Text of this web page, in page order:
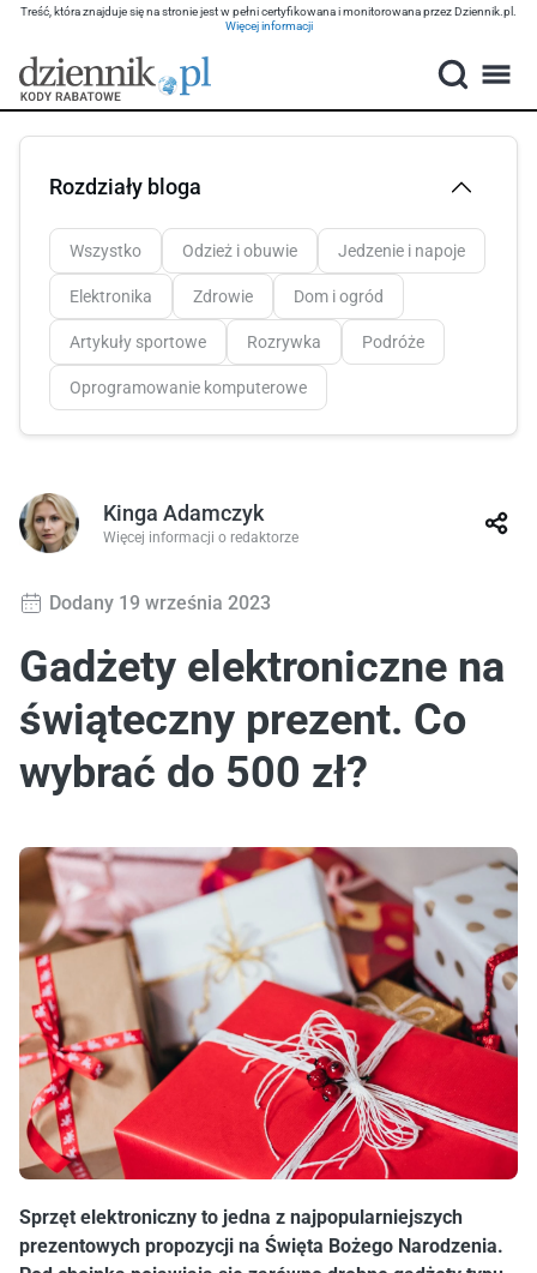
Treść, która znajduje się na stronie jest w pełni certyfikowana i monitorowana przez Dziennik.pl.
Więcej informacji
Rozdziały bloga
Wszystko Odzież i obuwie Jedzenie i napoje
Elektronika Zdrowie Dom i ogród
Artykuły sportowe Rozrywka Podróże
Oprogramowanie komputerowe
Kinga Adamczyk
Więcej informacji o redaktorze
Dodany 19 września 2023
Gadżety elektroniczne na
świąteczny prezent. Co
wybrać do 500 zł?
Sprzęt elektroniczny to jedna z najpopularniejszych
prezentowych propozycji na Święta Bożego Narodzenia.